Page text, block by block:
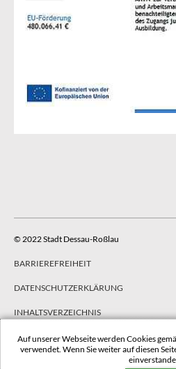
Auf unserer Webseite werden Cookies
verwendet. Wenn Sie weiter auf diesen
© 2022 Stadt Dessau-Roßlau
BARRIEREFREIHEIT
DATENSCHUTZERKLÄRUNG
INHALTSVERZEICHNIS
IMPRESSUM
NACH